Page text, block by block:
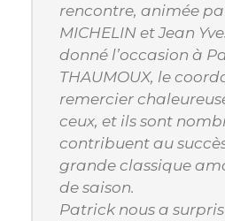
rencontre, animée
MICHELIN et Jean
donné l’occasion à
THAUMOUX, le
remercier
ceux, et ils sont
contribuent au
grande classique
de saison.
Patrick nous a